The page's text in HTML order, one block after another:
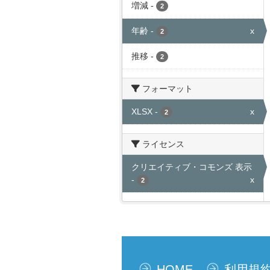
増減 - 2
年齢 - 2 x
推移 - 2
フォーマット
XLSX - 2 x
ライセンス
クリエイティブ・コモンズ 表示
-
2 x